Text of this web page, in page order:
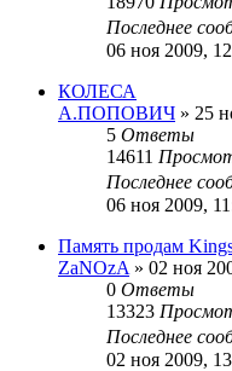
Последнее
06 ноя 2009,
КОЛЕСА
А.ПОПОВИЧ » 25
5 Ответы
14611
Последнее
06 ноя 2009,
Память продам
ZaNOzA » 02 ноя
0 Ответы
13323
Последнее
02 ноя 2009,